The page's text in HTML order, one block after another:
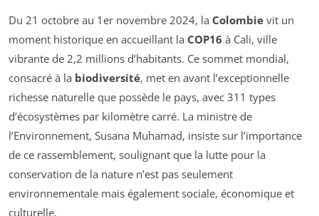
Du 21 octobre au 1er novembre 2024, la Colombie vit un
moment historique en accueillant la COP16 à Cali, ville
vibrante de 2,2 millions d’habitants. Ce sommet mondial,
consacré à la biodiversité, met en avant l’exceptionnelle
richesse naturelle que possède le pays, avec 311 types
d’écosystèmes par kilomètre carré. La ministre de
l’Environnement, Susana Muhamad, insiste sur l’importance
de ce rassemblement, soulignant que la lutte pour la
conservation de la nature n’est pas seulement
environnementale mais également sociale, économique et
culturelle.